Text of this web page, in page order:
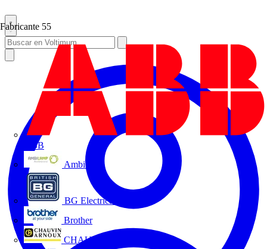
Fabricante 55
ABB
Ambilamp
BG Electrical
Brother
CHAUVIN ARNOUX